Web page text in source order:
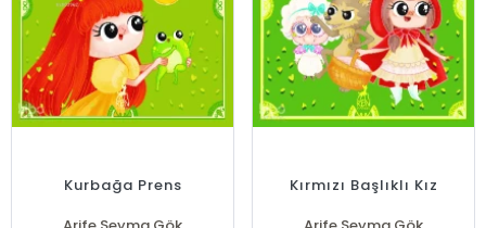
Kurbağa Prens
Kırmızı Başlıklı Kız